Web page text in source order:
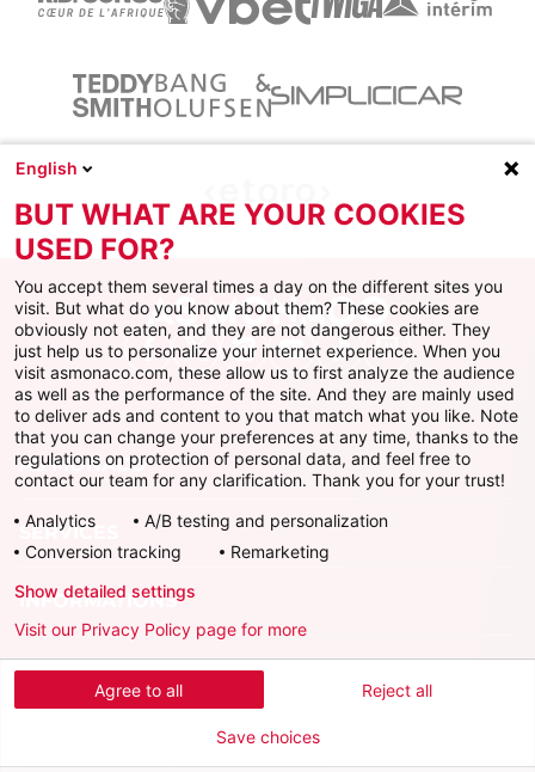
Facebook
X Instagram
YoutubeTikTokTwitch
AS MONACO
SERVICES
INFORMATIONS
Télécharger l'AS Monaco App
English
BUT WHAT ARE YOUR COOKIES
USED FOR?
You accept them several times a day on the different sites you
visit. But what do you know about them? These cookies are
obviously not eaten, and they are not dangerous either. They
just help us to personalize your internet experience. When you
visit asmonaco.com, these allow us to first analyze the audience
as well as the performance of the site. And they are mainly used
to deliver ads and content to you that match what you like. Note
that you can change your preferences at any time, thanks to the
regulations on protection of personal data, and feel free to
contact our team for any clarification. Thank you for your trust!
Analytics
A/B testing and personalization
Conversion tracking
Remarketing
Agree to all Reject all
Show detailed settings
Visit our Privacy Policy page for more
Save choices